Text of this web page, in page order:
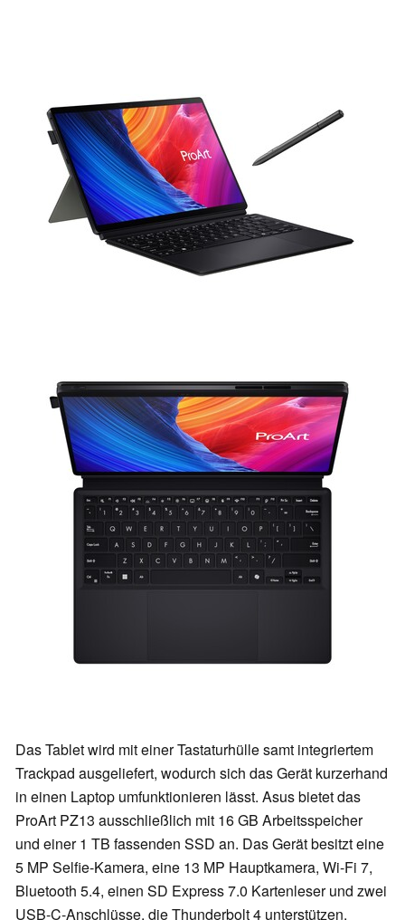
Das Tablet wird mit einer Tastaturhülle samt integriertem
Trackpad ausgeliefert, wodurch sich das Gerät kurzerhand
in einen Laptop umfunktionieren lässt. Asus bietet das
ProArt PZ13 ausschließlich mit 16 GB Arbeitsspeicher
und einer 1 TB fassenden SSD an. Das Gerät besitzt eine
5 MP Selfie-Kamera, eine 13 MP Hauptkamera, Wi-Fi 7,
Bluetooth 5.4, einen SD Express 7.0 Kartenleser und zwei
USB-C-Anschlüsse, die Thunderbolt 4 unterstützen.